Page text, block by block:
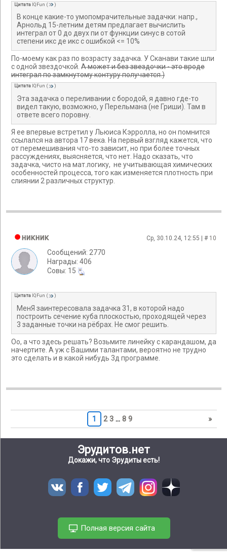
Цитата IQFun ( )
В конце какие-то умопомрачительные задачки: напр.,
Арнольд 15-летним детям предлагает вычислить
интеграл от 0 до двух пи от функции синус в сотой
степени икс де икс с ошибкой <= 10%
По-моему как раз по возрасту задачка. У Сканави такие шли
с одной звездочкой. А может и без звездочки - это вроде
интеграл по замкнутому контуру получается.)
Цитата IQFun ( )
Эта задачка о переливании с бородой, я давно где-то
видел такую, возможно, у Перельмана (не Гриши). Там в
ответе всего поровну.
Я ее впервые встретил у Льюиса Кэрролла, но он помнится
ссылался на автора 17 века. На первый взгляд кажется, что
от перемешивания что-то зависит, но при более точных
рассуждениях, выясняется, что нет. Надо сказать, что
задачка, чисто на мат.логику, не учитывающая химических
особенностей процесса, того как изменяется плотность при
слиянии 2 различных структур.
никник Ср, 30.10.24, 12:55 | # 10
Сообщений: 2770
Награды: 406
Cовы: 15
Цитата IQFun ( )
МенЯ заинтересовала задачка 31, в которой надо
построить сечение куба плоскостью, проходящей через
3 заданные точки на рёбрах. Не смог решить.
Оо, а что здесь решать? Возьмите линейку с карандашом, да
начертите. А уж с Вашими талантами, вероятно не трудно
это сделать и в какой нибудь 3д программе.
1 2 3 … 8 9 »
Эрудитов.нет
Докажи, что Эрудиты есть!
Полная версия сайта